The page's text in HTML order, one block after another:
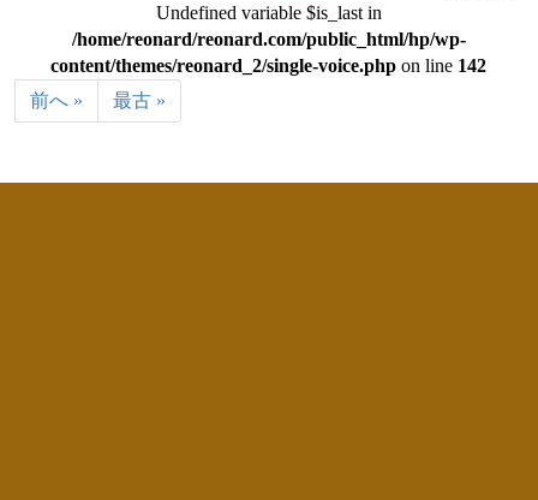
Undefined variable $is_last in
/home/reonard/reonard.com/public_html/hp/wp-
content/themes/reonard_2/single-voice.php on line 142
前へ »
最古 »